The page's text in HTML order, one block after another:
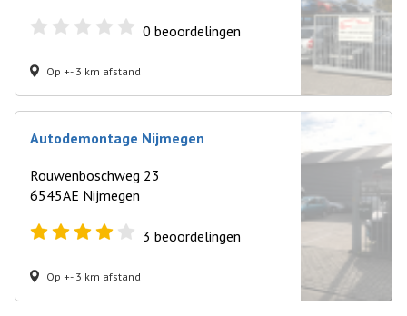
0 beoordelingen
Op +- 3 km afstand
Autodemontage Nijmegen
Rouwenboschweg 23
6545AE Nijmegen
3 beoordelingen
Op +- 3 km afstand